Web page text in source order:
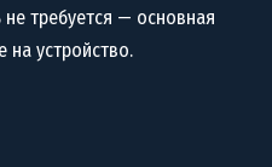
требуется — основная
на устройство.